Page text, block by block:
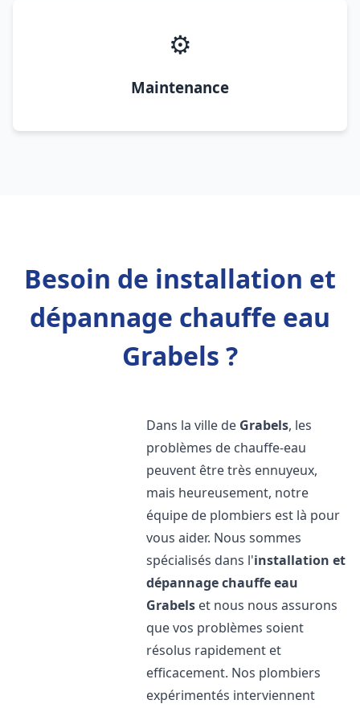
⚙️
Maintenance
Besoin de installation et
dépannage chauffe eau
Grabels ?
Dans la ville de Grabels, les
problèmes de chauffe-eau
peuvent être très ennuyeux,
mais heureusement, notre
équipe de plombiers est là pour
vous aider. Nous sommes
spécialisés dans l'installation et
dépannage chauffe eau
Grabels et nous nous assurons
que vos problèmes soient
résolus rapidement et
efficacement. Nos plombiers
expérimentés interviennent